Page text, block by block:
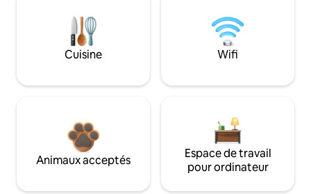
Cuisine Wifi
Animaux acceptés
Espace de travail
pour ordinateur